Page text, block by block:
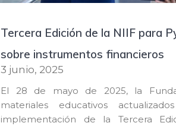
Tercera Edición de la NIIF para
sobre instrumentos financieros
3 junio, 2025
El 28 de mayo de 2025, la
materiales educativos
implementación de la Tercera